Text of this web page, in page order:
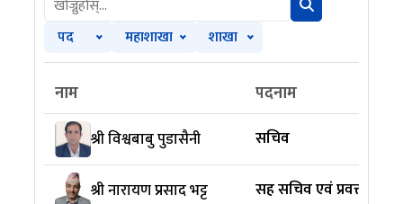
पद महाशाखा शाखा
नाम पदनाम
श्री विश्वबाबु पुडासैनी सचिव
श्री नारायण प्रसाद भट्ट सह सचिव एवं प्रवक्ता